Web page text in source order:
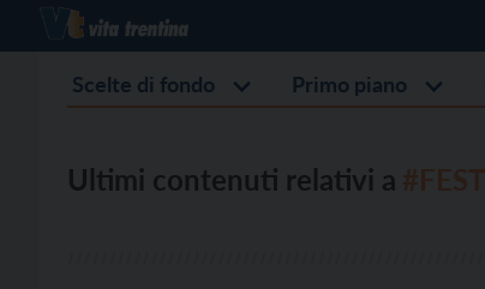
Scelte di fondo Primo piano
Ultimi contenuti relativi a